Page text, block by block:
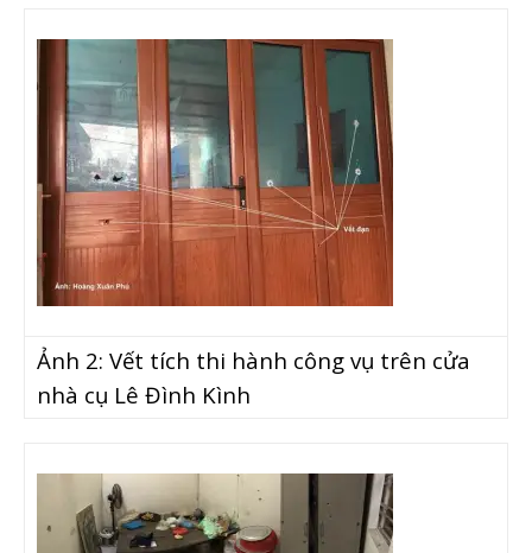
Ảnh 2: Vết tích thi hành công vụ trên cửa
nhà cụ Lê Đình Kình